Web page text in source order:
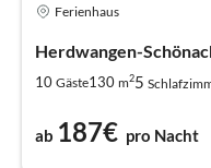
Ferienhaus
Herdwangen-
10 Gäste130 m25
ab 187€ pro Nacht